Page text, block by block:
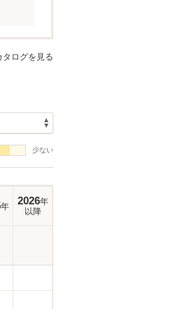
タログを見る
少ない
年 2026年
以降